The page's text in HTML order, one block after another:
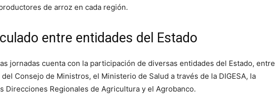
de arroz en cada región.
entre entidades del Estado
jornadas cuenta con la participación de diversas entidades del Estado, entre
Consejo de Ministros, el Ministerio de Salud a través de la DIGESA, la
Direcciones Regionales de Agricultura y el Agrobanco.